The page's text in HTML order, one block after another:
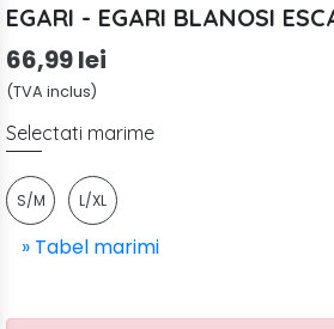
EGARI - EGARI BLANOSI
66,99 lei
(TVA inclus)
Selectati marime
S/M L/XL
» Tabel marimi